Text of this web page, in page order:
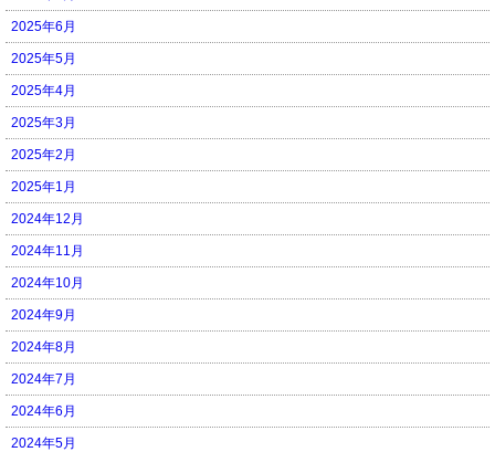
2025年6月
2025年5月
2025年4月
2025年3月
2025年2月
2025年1月
2024年12月
2024年11月
2024年10月
2024年9月
2024年8月
2024年7月
2024年6月
2024年5月